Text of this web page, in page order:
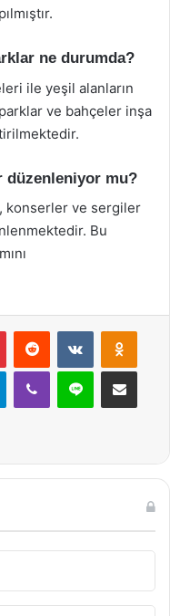
ne durumda?
ile yeşil alanların
ve bahçeler inşa
düzenleniyor mu?
konserler ve sergiler
Bu
PinterestReddit VKontakte
TelegramViber Line E-Posta ile